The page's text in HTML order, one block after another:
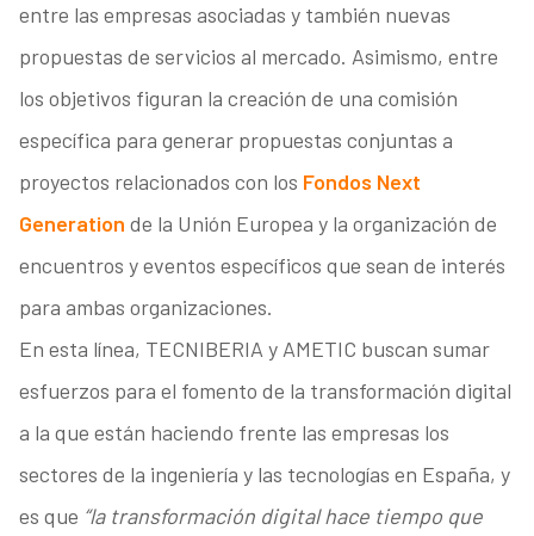
entre las empresas asociadas y también nuevas
propuestas de servicios al mercado. Asimismo, entre
los objetivos figuran la creación de una comisión
específica para generar propuestas conjuntas a
proyectos relacionados con los Fondos Next
Generation de la Unión Europea y la organización de
encuentros y eventos específicos que sean de interés
para ambas organizaciones.
En esta línea, TECNIBERIA y AMETIC buscan sumar
esfuerzos para el fomento de la transformación digital
a la que están haciendo frente las empresas los
sectores de la ingeniería y las tecnologías en España, y
es que “la transformación digital hace tiempo que